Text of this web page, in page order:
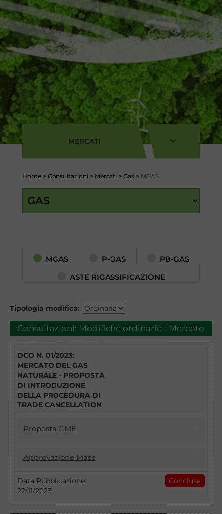
MERCATI
Home > Consultazioni > Mercati > Gas > MGAS
MGAS P-GAS
PB-GAS
ASTE RIGASSIFICAZIONE
Tipologia modifica:
Consultazioni: Modifiche ordinarie - Mercato
del Gas naturale - MGAS
DCO N. 01/2023:
MERCATO DEL GAS
NATURALE - PROPOSTA
DI INTRODUZIONE
DELLA PROCEDURA DI
TRADE CANCELLATION
Proposta GME
INTRODUZIONE DELLA PROCEDURA DI
TRADE CANCELLATION
Con il DCO n. 1/2023 il GME intende
Approvazione Mase
22/11/2023
Introduzione della procedura di Trade
Cancellation: approvazione della Disciplina
Data Pubblicazione:
22/11/2023
Conclusa